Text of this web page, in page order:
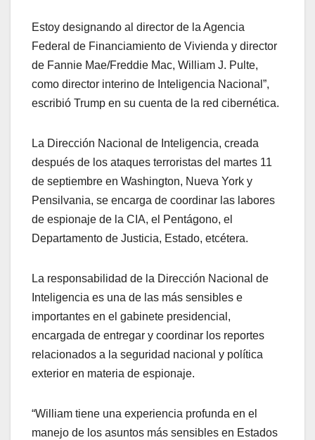
Estoy designando al director de la Agencia
Federal de Financiamiento de Vivienda y director
de Fannie Mae/Freddie Mac, William J. Pulte,
como director interino de Inteligencia Nacional”,
escribió Trump en su cuenta de la red cibernética.
La Dirección Nacional de Inteligencia, creada
después de los ataques terroristas del martes 11
de septiembre en Washington, Nueva York y
Pensilvania, se encarga de coordinar las labores
de espionaje de la CIA, el Pentágono, el
Departamento de Justicia, Estado, etcétera.
La responsabilidad de la Dirección Nacional de
Inteligencia es una de las más sensibles e
importantes en el gabinete presidencial,
encargada de entregar y coordinar los reportes
relacionados a la seguridad nacional y política
exterior en materia de espionaje.
“William tiene una experiencia profunda en el
manejo de los asuntos más sensibles en Estados